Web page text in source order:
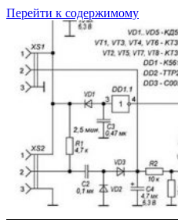
Перейти к содержимому